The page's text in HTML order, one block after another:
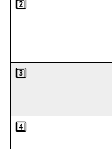
2️⃣
3️⃣
4️⃣